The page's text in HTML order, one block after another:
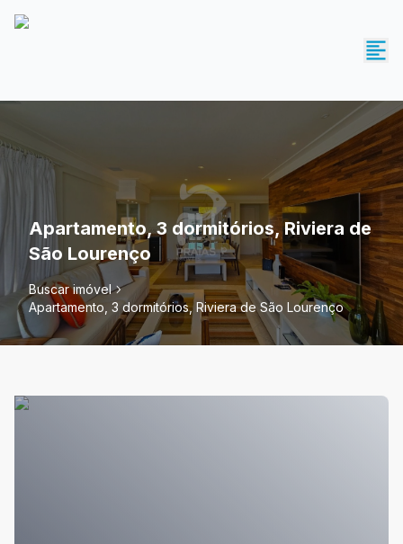
Apartamento, 3 dormitórios, Riviera de
São Lourenço
Buscar imóvel
Apartamento, 3 dormitórios, Riviera de São Lourenço